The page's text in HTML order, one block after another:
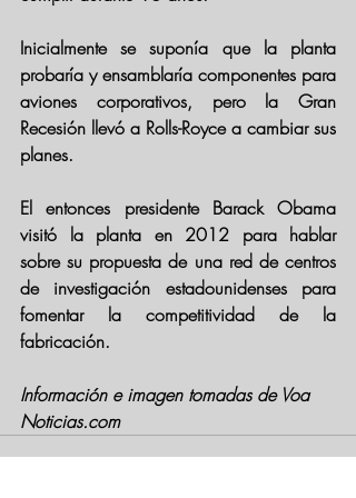
Inicialmente se suponía que la planta
probaría y ensamblaría componentes para
aviones corporativos, pero la Gran
Recesión llevó a Rolls-Royce a cambiar sus
planes.
El entonces presidente Barack Obama
visitó la planta en 2012 para hablar
sobre su propuesta de una red de centros
de investigación estadounidenses para
fomentar la competitividad de la
fabricación.
Información e imagen tomadas de Voa
Noticias.com